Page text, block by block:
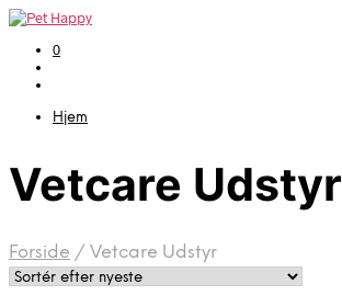
0
Hjem
Vetcare Udstyr
Forside / Vetcare Udstyr